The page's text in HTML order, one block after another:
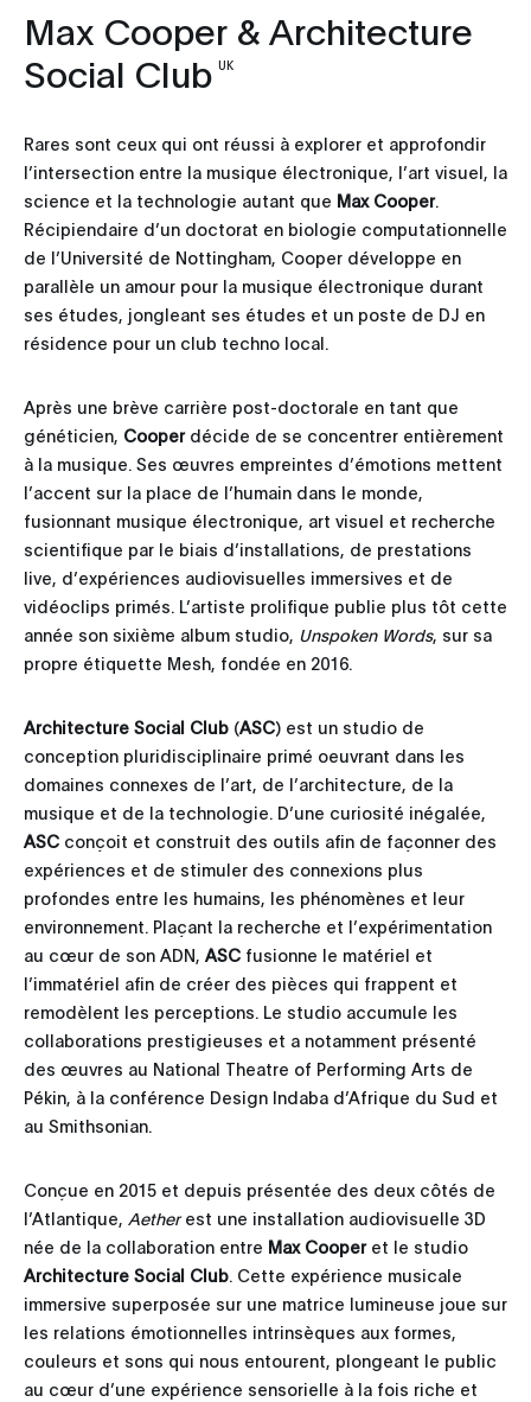
Max Cooper & Architecture
Social Club UK
Rares sont ceux qui ont réussi à explorer et approfondir
l’intersection entre la musique électronique, l’art visuel, la
science et la technologie autant que Max Cooper.
Récipiendaire d’un doctorat en biologie computationnelle
de l’Université de Nottingham, Cooper développe en
parallèle un amour pour la musique électronique durant
ses études, jongleant ses études et un poste de DJ en
résidence pour un club techno local.
Après une brève carrière post-doctorale en tant que
généticien, Cooperdécide de se concentrer entièrement
à la musique. Ses œuvres empreintes d’émotions mettent
l’accent sur la place de l’humain dans le monde,
fusionnant musique électronique, art visuel et recherche
scientifique par le biais d’installations, de prestations
live, d’expériences audiovisuelles immersives et de
vidéoclips primés. L’artiste prolifique publie plus tôt cette
année son sixième album studio, Unspoken Words, sur sa
propre étiquette Mesh, fondée en 2016.
Architecture Social Club (ASC) est un studio de
conception pluridisciplinaire primé oeuvrant dans les
domaines connexes de l’art, de l’architecture, de la
musique et de la technologie. D’une curiosité inégalée,
ASC conçoit et construit des outils afin de façonner des
expériences et de stimuler des connexions plus
profondes entre les humains, les phénomènes et leur
environnement. Plaçant la recherche et l’expérimentation
au cœur de son ADN, ASC fusionne le matériel et
l’immatériel afin de créer des pièces qui frappent et
remodèlent les perceptions. Le studio accumule les
collaborations prestigieuses et a notamment présenté
des œuvres au National Theatre of Performing Arts de
Pékin, à la conférence Design Indaba d’Afrique du Sud et
au Smithsonian.
Conçue en 2015 et depuis présentée des deux côtés de
l’Atlantique, Aetherest une installation audiovisuelle 3D
née de la collaboration entre Max Cooperet le studio
Architecture Social Club. Cette expérience musicale
immersive superposée sur une matrice lumineuse joue sur
les relations émotionnelles intrinsèques aux formes,
couleurs et sons qui nous entourent, plongeant le public
au cœur d’une expérience sensorielle à la fois riche et